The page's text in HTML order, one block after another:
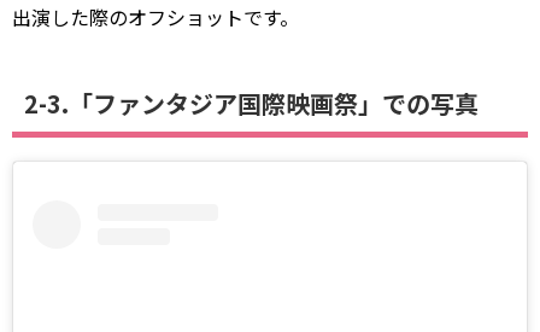
出演した際のオフショットです。
2-3.「ファンタジア国際映画祭」での写真